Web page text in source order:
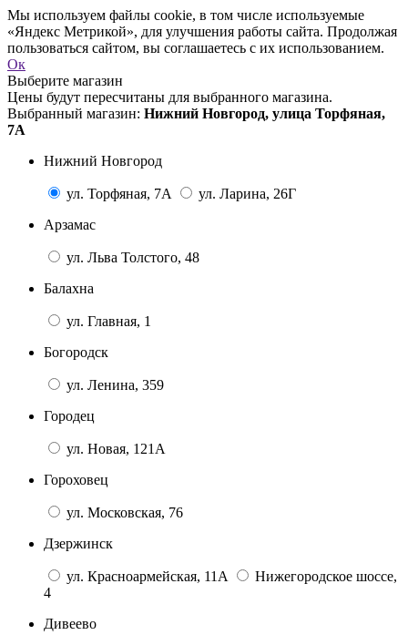
Мы используем файлы cookie, в том числе используемые
«Яндекс Метрикой», для улучшения работы сайта. Продолжая
пользоваться сайтом, вы соглашаетесь с их использованием.
Ок
Выберите магазин
Цены будут пересчитаны для выбранного магазина.
Выбранный магазин: Нижний Новгород, улица Торфяная,
7А
Нижний Новгород
ул. Торфяная, 7А
ул. Ларина, 26Г
Арзамас
ул. Льва Толстого, 48
Балахна
ул. Главная, 1
Богородск
ул. Ленина, 359
Городец
ул. Новая, 121А
Гороховец
ул. Московская, 76
Дзержинск
ул. Красноармейская, 11А
Нижегородское шоссе,
4
Дивеево